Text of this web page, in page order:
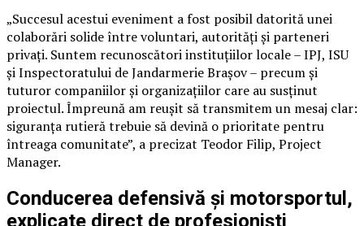
„Succesul acestui eveniment a fost posibil datorită unei
colaborări solide între voluntari, autorități și parteneri
privați. Suntem recunoscători instituțiilor locale – IPJ, ISU
și Inspectoratului de Jandarmerie Brașov – precum și
tuturor companiilor și organizațiilor care au susținut
proiectul. Împreună am reușit să transmitem un mesaj clar:
siguranța rutieră trebuie să devină o prioritate pentru
întreaga comunitate”, a precizat Teodor Filip, Project
Manager.
Conducerea defensivă și motorsportul,
explicate direct de profesioniști